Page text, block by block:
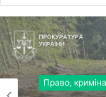
Право,